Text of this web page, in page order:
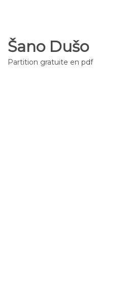
Šano Dušo
Partition gratuite en pdf